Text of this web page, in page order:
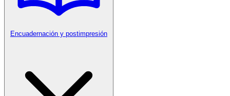
Encuadernación y postimpresión